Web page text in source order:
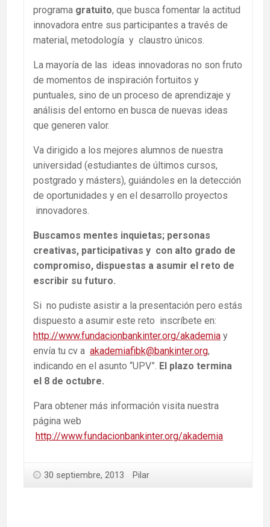
programa gratuito, que busca fomentar la actitud
innovadora entre sus participantes a través de
material, metodología y claustro únicos.
La mayoría de las ideas innovadoras no son fruto
de momentos de inspiración fortuitos y
puntuales, sino de un proceso de aprendizaje y
análisis del entorno en busca de nuevas ideas
que generen valor.
Va dirigido a los mejores alumnos de nuestra
universidad (estudiantes de últimos cursos,
postgrado y másters), guiándoles en la detección
de oportunidades y en el desarrollo proyectos
innovadores.
Buscamos mentes inquietas; personas
creativas, participativas y con alto grado de
compromiso, dispuestas a asumir el reto de
escribir su futuro.
Si no pudiste asistir a la presentación pero estás
dispuesto a asumir este reto inscríbete en:
http://www.fundacionbankinter.org/akademia y
envía tu cv a akademiafibk@bankinter.org,
indicando en el asunto “UPV”. El plazo termina
el 8 de octubre.
Para obtener más información visita nuestra
página web
http://www.fundacionbankinter.org/akademia
30 septiembre, 2013 Pilar